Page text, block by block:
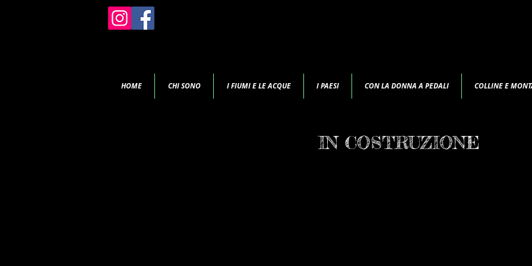
HOME CHI SONO I FIUMI E LE ACQUE I PAESI CON LA DONNA A PEDALI COLLINE E
IN COSTRUZIONE